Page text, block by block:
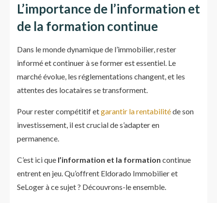
L’importance de l’information et
de la formation continue
Dans le monde dynamique de l’immobilier, rester
informé et continuer à se former est essentiel. Le
marché évolue, les réglementations changent, et les
attentes des locataires se transforment.
Pour rester compétitif etgarantir la rentabilitéde son
investissement, il est crucial de s’adapter en
permanence.
C’est ici que l’information et la formation continue
entrent en jeu. Qu’offrent Eldorado Immobilier et
SeLoger à ce sujet ? Découvrons-le ensemble.